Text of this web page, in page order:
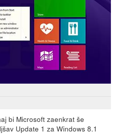
bi Microsoft zaenkrat še
Update 1 za Windows 8.1